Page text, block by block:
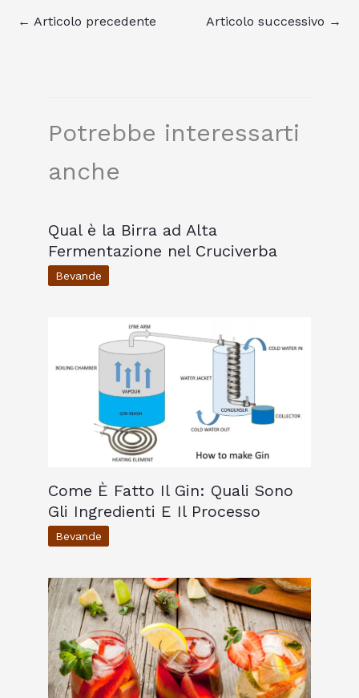
← Articolo precedente Articolo successivo →
Potrebbe interessarti
anche
Qual è la Birra ad Alta
Fermentazione nel Cruciverba
Bevande
Come È Fatto Il Gin: Quali Sono
Gli Ingredienti E Il Processo
Bevande